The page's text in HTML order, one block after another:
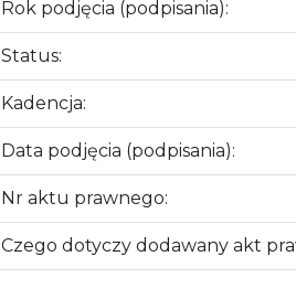
Rok podjęcia (podpisania):
Status:
Kadencja:
Data podjęcia (podpisania):
Nr aktu prawnego:
Czego dotyczy dodawany akt